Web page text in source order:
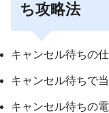
ち攻略法
キャンセル待ちの
キャンセル待ちで
キャンセル待ちの